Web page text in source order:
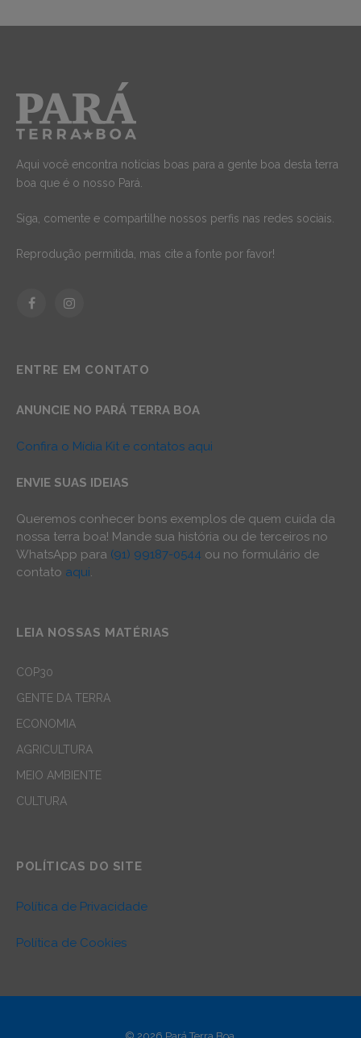
Aqui você encontra notícias boas para a gente boa desta terra
boa que é o nosso Pará.
Siga, comente e compartilhe nossos perfis nas redes sociais.
Reprodução permitida, mas cite a fonte por favor!
FacebookInstagram
ENTRE EM CONTATO
ANUNCIE NO PARÁ TERRA BOA
Confira o Mídia Kit e contatos aqui
ENVIE SUAS IDEIAS
Queremos conhecer bons exemplos de quem cuida da
nossa terra boa! Mande sua história ou de terceiros no
WhatsApp para (91) 99187-0544 ou no formulário de
contato aqui.
LEIA NOSSAS MATÉRIAS
COP30
GENTE DA TERRA
ECONOMIA
AGRICULTURA
MEIO AMBIENTE
CULTURA
POLÍTICAS DO SITE
Política de Privacidade
Política de Cookies